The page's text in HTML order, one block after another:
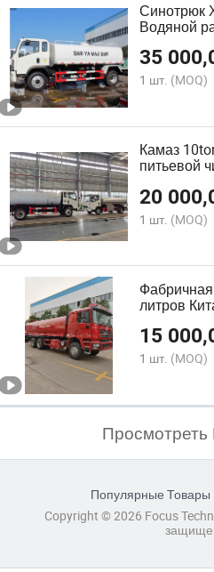
Синотрюк
Водяной
35
1 шт. (MOQ)
Камаз
питьевой
20
1 шт. (MOQ)
литров
15
1 шт. (MOQ)
Популярные Товары
Copyright © 2026 Focus